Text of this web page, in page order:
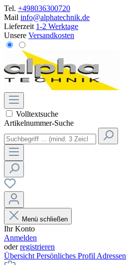
Tel. +498036300720
Mail info@alphatechnik.de
Lieferzeit 1-2 Werktage
Unsere Versandkosten
Volltextsuche
Artikelnummer-Suche
Menü schließen
Ihr Konto
Anmelden
oderregistrieren
Übersicht Persönliches Profil Adressen